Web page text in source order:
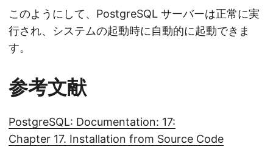
このようにして、PostgreSQL サーバーは正常に実
行され、システムの起動時に自動的に起動できま
す。
参考文献
PostgreSQL: Documentation: 17:
Chapter 17. Installation from Source Code